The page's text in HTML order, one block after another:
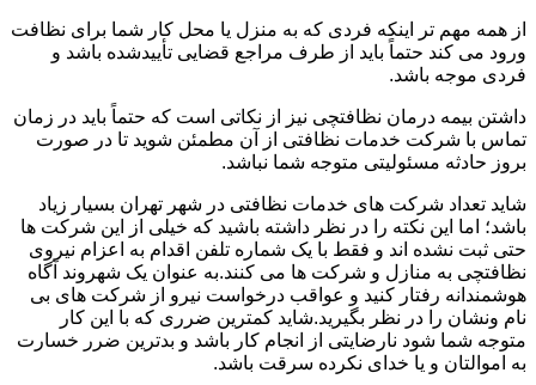
از همه مهم تر اینکه فردی که به منزل یا محل کار شما برای نظافت
ورود می کند حتماً باید از طرف مراجع قضایی تأییدشده باشد و
فردی موجه باشد.
داشتن بیمه درمان نظافتچی نیز از نکاتی است که حتماً باید در زمان
تماس با شرکت خدمات نظافتی از آن مطمئن شوید تا در صورت
بروز حادثه مسئولیتی متوجه شما نباشد.
شاید تعداد شرکت های خدمات نظافتی در شهر تهران بسیار زیاد
باشد؛ اما این نکته را در نظر داشته باشید که خیلی از این شرکت ها
حتی ثبت نشده اند و فقط با یک شماره تلفن اقدام به اعزام نیروی
نظافتچی به منازل و شرکت ها می کنند.به عنوان یک شهروند آگاه
هوشمندانه رفتار کنید و عواقب درخواست نیرو از شرکت های بی
نام ونشان را در نظر بگیرید.شاید کمترین ضرری که با این کار
متوجه شما شود نارضایتی از انجام کار باشد و بدترین ضرر خسارت
به اموالتان و یا خدای نکرده سرقت باشد.